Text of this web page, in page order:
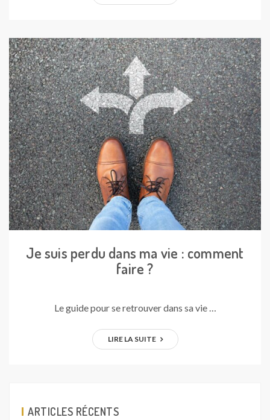
Je suis perdu dans ma vie : comment
faire ?
Le guide pour se retrouver dans sa vie …
LIRE LA SUITE
ARTICLES RÉCENTS